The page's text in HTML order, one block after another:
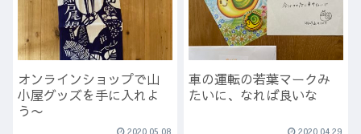
オンラインショップで山
小屋グッズを手に入れよ
う〜
2020.05.08
車の運転の若葉マークみ
たいに、なれば良いな
2020.04.29